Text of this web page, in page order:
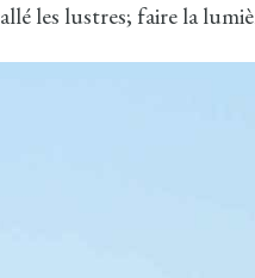
les lustres; faire la